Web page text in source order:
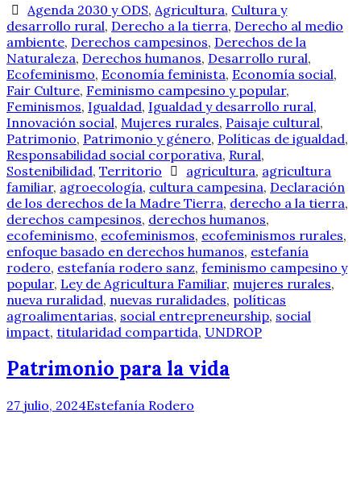
Agenda 2030 y ODS, Agricultura, Cultura y
desarrollo rural, Derecho a la tierra, Derecho al medio
ambiente, Derechos campesinos, Derechos de la
Naturaleza, Derechos humanos, Desarrollo rural,
Ecofeminismo, Economía feminista, Economía social,
Fair Culture, Feminismo campesino y popular,
Feminismos, Igualdad, Igualdad y desarrollo rural,
Innovación social, Mujeres rurales, Paisaje cultural,
Patrimonio, Patrimonio y género, Políticas de igualdad,
Responsabilidad social corporativa, Rural,
Sostenibilidad, Territorio agricultura, agricultura
familiar, agroecología, cultura campesina, Declaración
de los derechos de la Madre Tierra, derecho a la tierra,
derechos campesinos, derechos humanos,
ecofeminismo, ecofeminismos, ecofeminismos rurales,
enfoque basado en derechos humanos, estefanía
rodero, estefanía rodero sanz, feminismo campesino y
popular, Ley de Agricultura Familiar, mujeres rurales,
nueva ruralidad, nuevas ruralidades, políticas
agroalimentarias, social entrepreneurship, social
impact, titularidad compartida, UNDROP
Patrimonio para la vida
27 julio, 2024Estefanía Rodero